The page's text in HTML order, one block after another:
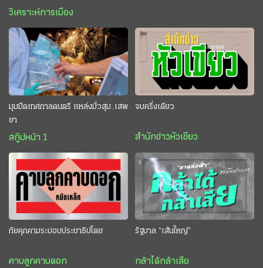
วิเคราะห์การเมือง
มุมมืดเทศกาลดนตรี แหล่งมั่วสุม..เสพ
ยา
สกู๊ปหน้า 1
จบครึ่งเดียว
สำนักข่าวหัวเขียว
ภัยคุกคามระบอบประชาธิปไตย
คาบลูกคาบดอก
รัฐบาล “เส้นใหญ่”
กล้าได้กล้าเสีย